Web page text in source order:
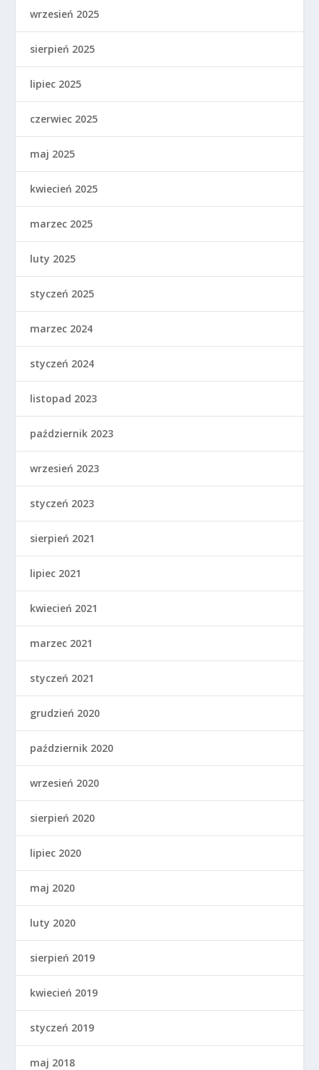
wrzesień 2025
sierpień 2025
lipiec 2025
czerwiec 2025
maj 2025
kwiecień 2025
marzec 2025
luty 2025
styczeń 2025
marzec 2024
styczeń 2024
listopad 2023
październik 2023
wrzesień 2023
styczeń 2023
sierpień 2021
lipiec 2021
kwiecień 2021
marzec 2021
styczeń 2021
grudzień 2020
październik 2020
wrzesień 2020
sierpień 2020
lipiec 2020
maj 2020
luty 2020
sierpień 2019
kwiecień 2019
styczeń 2019
maj 2018